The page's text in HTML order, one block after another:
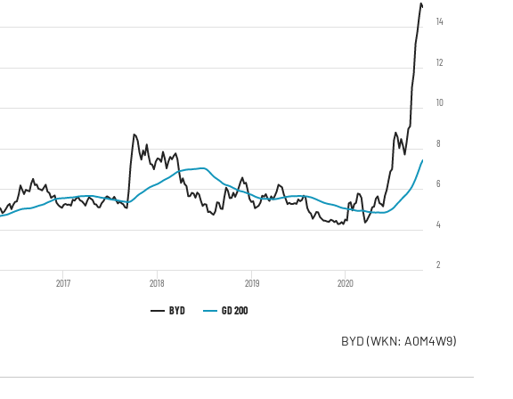
BYD GD 200
2017 2018 2019 2020
2
4
6
8
10
12
14
BYD (WKN: A0M4W9)